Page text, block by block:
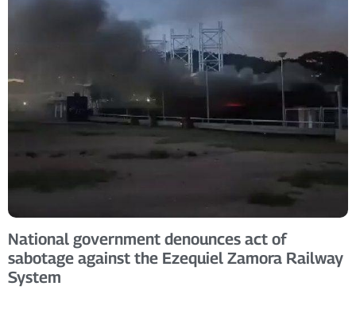
National government denounces act of
sabotage against the Ezequiel Zamora Railway
System